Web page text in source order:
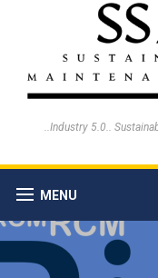
..Industry 5.0..
MENU